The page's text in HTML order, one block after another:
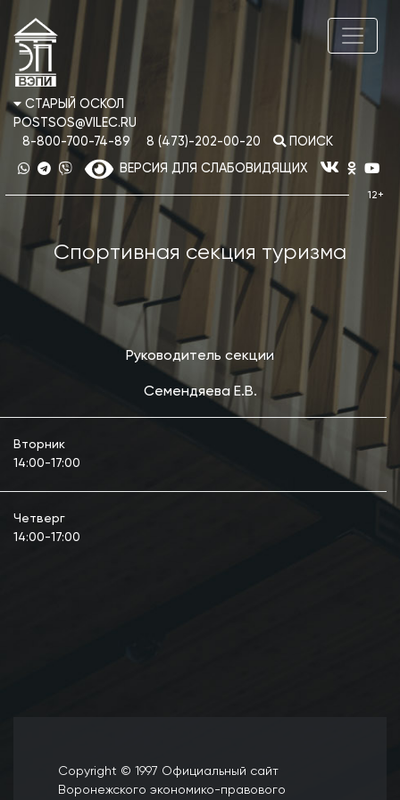
СТАРЫЙ ОСКОЛ
POSTSOS@VILEC.RU
8-800-700-74-89
8 (473)-202-00-20 ПОИСК
ВЕРСИЯ ДЛЯ СЛАБОВИДЯЩИХ
Спортивная секция туризма
Руководитель секции
Семендяева Е.В.
Вторник
14:00-17:00
Четверг
14:00-17:00
Copyright © 1997 Официальный сайт
Воронежского экономико-правового